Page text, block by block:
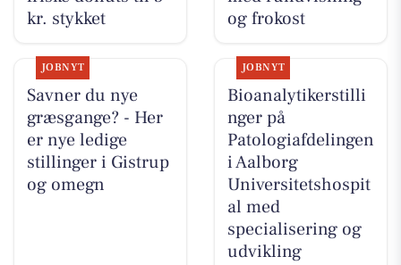
kr. stykket
og frokost
JOBNYT
Savner du nye
græsgange? - Her
er nye ledige
stillinger i Gistrup
og omegn
JOBNYT
Bioanalytikerstilli
nger på
Patologiafdelingen
i Aalborg
Universitetshospit
al med
specialisering og
udvikling